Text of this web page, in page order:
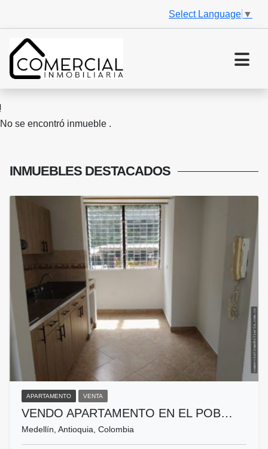
Select Language ▼
No se encontró inmueble .
INMUEBLES DESTACADOS
APARTAMENTO VENTA
VENDO APARTAMENTO EN EL POB…
Medellín, Antioquia, Colombia